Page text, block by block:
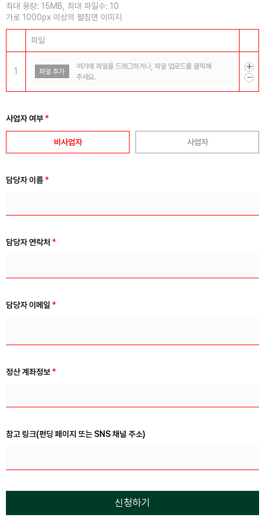
최대 용량: 15MB, 최대 파일수: 10
가로 1000px 이상의 펼침면 이미지
파일
1 파일 추가
여기에 파일을 드래그하거나, 파일 업로드를 클릭해
주세요.
사업자 여부 *
비사업자 사업자
담당자 이름 *
담당자 연락처 *
담당자 이메일 *
정산 계좌정보 *
참고 링크(펀딩 페이지 또는 SNS 채널 주소)
신청하기